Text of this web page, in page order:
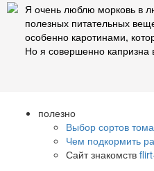
Я очень люблю морковь в
полезных питательных
особенно каротинами,
Но я совершенно капризна
полезно
Выбор сортов
Чем подкормить
Сайт знакомств